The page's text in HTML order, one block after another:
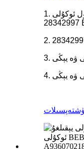
1. مەھسۇلات نامى: ئورتاق تۆمۈر يول ئوكۇلى
ۋە يېڭى
ۋە يېڭى
تەپسىلات